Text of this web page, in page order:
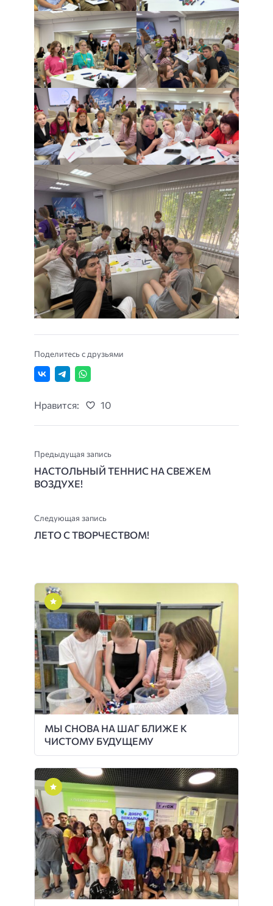
Поделитесь с друзьями
Нравится: 10
Предыдущая запись
НАСТОЛЬНЫЙ ТЕННИС НА СВЕЖЕМ
ВОЗДУХЕ!
Следующая запись
ЛЕТО С ТВОРЧЕСТВОМ!
МЫ СНОВА НА ШАГ БЛИЖЕ К
ЧИСТОМУ БУДУЩЕМУ